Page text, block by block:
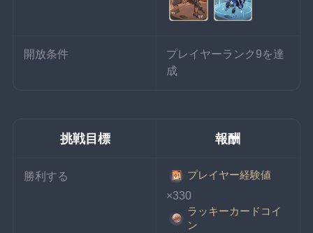
開放条件
プレイヤーランク9を達
成
挑戦目標 報酬
勝利する
プレイヤー経験値
×330
ラッキーカードコイ
ン